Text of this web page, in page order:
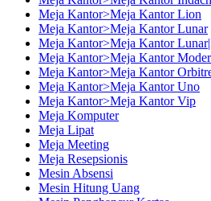
Meja Kantor>Meja Kantor Lion
Meja Kantor>Meja Kantor Lunar
Meja Kantor>Meja Kantor
Meja Kantor>Meja Kantor
Meja Kantor>Meja Kantor
Meja Kantor>Meja Kantor Uno
Meja Kantor>Meja Kantor Vip
Meja Komputer
Meja Lipat
Meja Meeting
Meja Resepsionis
Mesin Absensi
Mesin Hitung Uang